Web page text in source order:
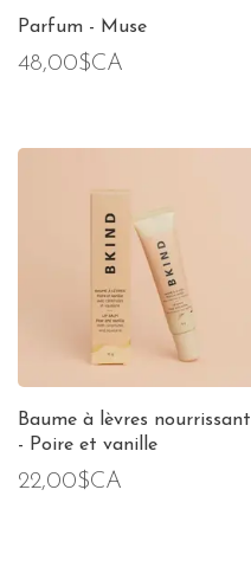
Parfum - Muse
48,00$CA
Baume à lèvres nourrissant
- Poire et vanille
22,00$CA